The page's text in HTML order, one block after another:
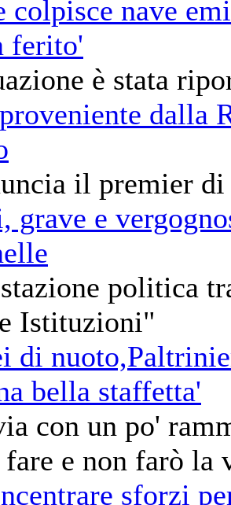
colpisce nave
ferito'
è stata
dalla
il premier
grave e
politica
Istituzioni"
di
bella staffetta'
con un po'
e non farò la
sforzi